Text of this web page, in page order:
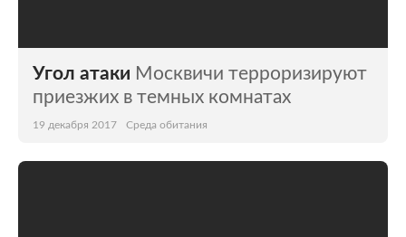
Угол атаки Москвичи терроризируют
приезжих в темных комнатах
19 декабря 2017 Среда обитания